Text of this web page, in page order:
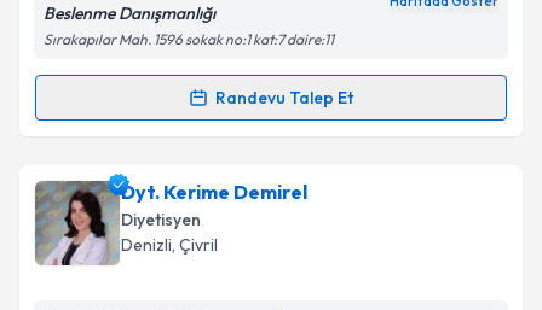
Metni'ni okudum ve kişisel verilerimin belirtilen
kapsamda işlenmesini kabul ediyorum.
Takvim Talebini Gönder
Beslenme Danışmanlığı
Sırakapılar Mah. 1596 sokak no:1 kat:7 daire:11
Randevu Talep Et
Randevu Takvimi Talebi
Dyt. Tuğçe Sevinç için randevu takvimi talebi
oluşturun. Size bu uzmandan randevu almanız için bir
takvim hazırlandığında e-posta ile bilgilendireceğiz.
Dyt. Kerime Demirel
Diyetisyen
Denizli, Çivril